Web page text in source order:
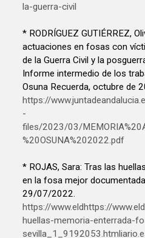
la-guerra-civil
* RODRÍGUEZ GUTIÉRREZ,
actuaciones en fosas con
de la Guerra Civil y la
Informe intermedio de los
Osuna Recuerda, octubre de
https://
-
files/2023/03/
%20OSUNA%202022.pdf
* ROJAS, Sara: Tras las
en la fosa mejor
29/07/2022.
https://www.eldhttps://
huellas-memoria-enterrada-